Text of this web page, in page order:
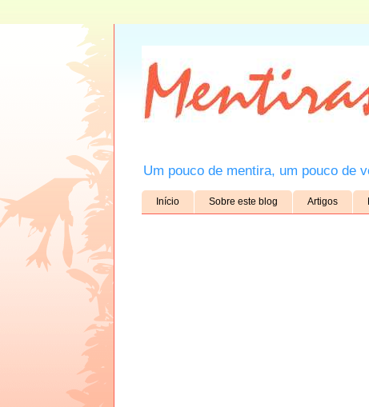
Um pouco de mentira, um pouco de
Início Sobre este blog Artigos